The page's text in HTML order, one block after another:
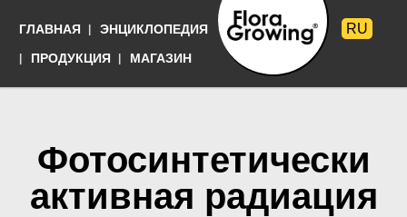
основному
содержанию
Выращивать
RU
ГЛАВНАЯ
ЭНЦИКЛОПЕДИЯ
ПРОДУКЦИЯ
МАГАЗИН
Фотосинтетически
активная радиация